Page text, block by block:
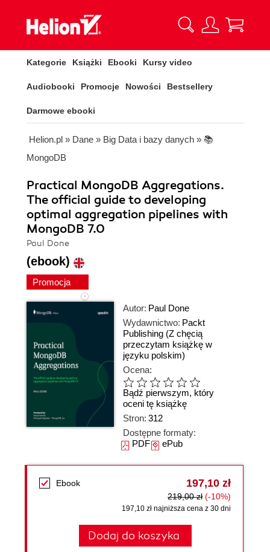
Kategorie Książki Ebooki Kursy video
Audiobooki Promocje Nowości Bestsellery
Darmowe ebooki
Helion.pl » Dane » Big Data i bazy danych » 📚
MongoDB
Practical MongoDB Aggregations.
The official guide to developing
optimal aggregation pipelines with
MongoDB 7.0
Paul Done
(ebook)
Promocja
Autor: Paul Done
Wydawnictwo: Packt
Publishing (Z chęcią
przeczytam książkę w
języku polskim)
Ocena:
Bądź pierwszym, który
oceni tę książkę
Stron: 312
Dostępne formaty:
PDFePub
Ebook 197,10 zł
219,00 zł (-10%)
197,10 zł najniższa cena z 30 dni
Dodaj do koszyka